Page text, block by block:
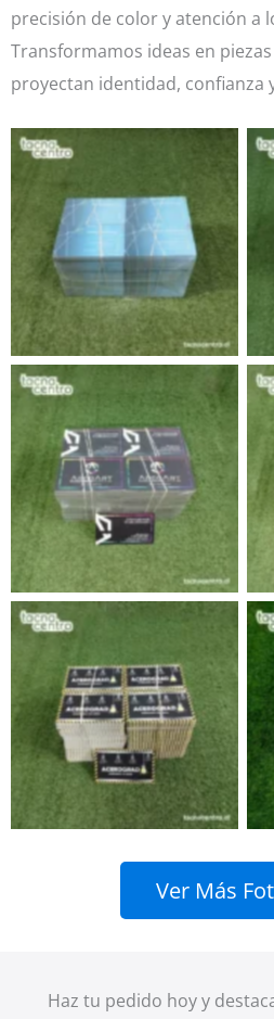
precisión de color y atención a
Transformamos ideas en
proyectan identidad, confianza
Ver Más
Haz tu pedido hoy y